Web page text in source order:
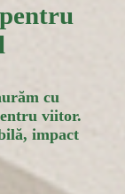
cu
viitor.
impact